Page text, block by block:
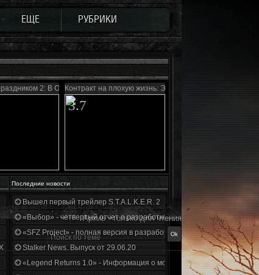
ЕЩЕ РУБРИКИ
2: В Ожидании Чуда...
Контракт на плохую жизнь: Эффект бабочки
3.7
Последние новости
1.3.5.ООП.МА.К.
Вышел первый трейлер S.T.A.L.K.E.R. 2
«Выбор» - четвертый отчет о разработке!
«SFZ Project» - полная версия в разработке!
Stalker News. Выпуск от 29.06.20
«Legend Returns 1.0» - Информация о моде за июнь 2020
Архив - только для чтения